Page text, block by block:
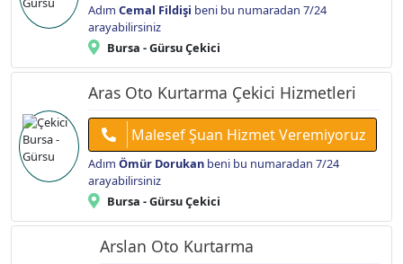
Adım Cemal Fildişi beni bu numaradan 7/24
arayabilirsiniz
Bursa - Gürsu Çekici
Aras Oto Kurtarma Çekici Hizmetleri
Malesef Şuan Hizmet Veremiyoruz
Adım Ömür Dorukanbeni bu numaradan 7/24
arayabilirsiniz
Bursa - Gürsu Çekici
Arslan Oto Kurtarma